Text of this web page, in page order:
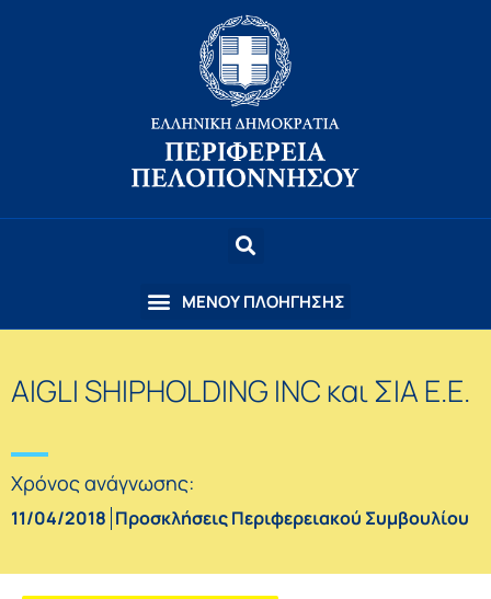
AIGLI SHIPHOLDING INC και ΣΙΑ Ε.Ε.
Χρόνος ανάγνωσης:
11/04/2018 Προσκλήσεις Περιφερειακού Συμβουλίου